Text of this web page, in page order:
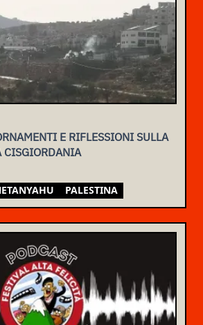
E RIFLESSIONI SULLA
CISGIORDANIA
PALESTINA